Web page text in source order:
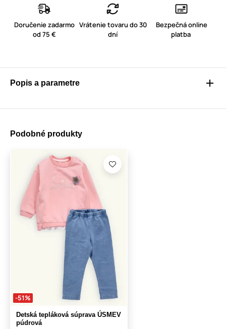
Doručenie zadarmo
od 75 €
Vrátenie tovaru do 30
dní
Bezpečná online
platba
Popis a parametre
Podobné produkty
-51%
Detská tepláková súprava ÚSMEV
púdrová